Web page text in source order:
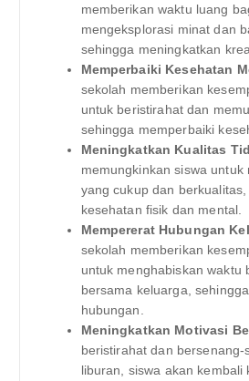
memberikan waktu luang
mengeksplorasi minat dan
sehingga meningkatkan
Memperbaiki Kesehatan
sekolah memberikan
untuk beristirahat dan
sehingga memperbaiki
Meningkatkan Kualitas
memungkinkan siswa
yang cukup dan
kesehatan fisik dan mental.
Mempererat Hubungan
sekolah memberikan
untuk menghabiskan waktu
bersama keluarga,
hubungan.
Meningkatkan Motivasi
beristirahat dan bersenang-
liburan, siswa akan kembali